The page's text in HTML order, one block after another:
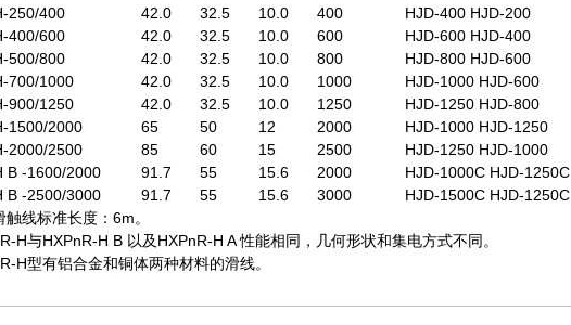
250/400
42.0 32.5 10.0 400
HJD-400 HJD-200
400/600
42.0 32.5 10.0 600
HJD-600 HJD-400
500/800
42.0 32.5 10.0 800
HJD-800 HJD-600
700/1000
42.0 32.5 10.0 1000
HJD-1000 HJD-600
900/1250
42.0 32.5 10.0 1250
HJD-1250 HJD-800
1500/2000
65 50 12 2000
HJD-1000 HJD-1250
2000/2500
85 60 15 2500
HJD-1250 HJD-1000
B -1600/2000
91.7 55 15.6 2000
HJD-1000C HJD-1250C
B -2500/3000
91.7 55 15.6 3000
HJD-1500C HJD-1250C
线标准长度：6m。
H与HXPnR-H B 以及HXPnR-H A 性能相同，几何形状和集电方式不同。
H型有铝合金和铜体两种材料的滑线。